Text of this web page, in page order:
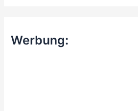
Werbung: